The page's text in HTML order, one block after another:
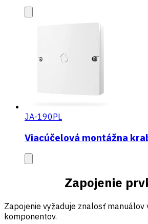
JA-190PL
Viacúčelová montážna
Zapojenie
Zapojenie vyžaduje znalosť
komponentov.